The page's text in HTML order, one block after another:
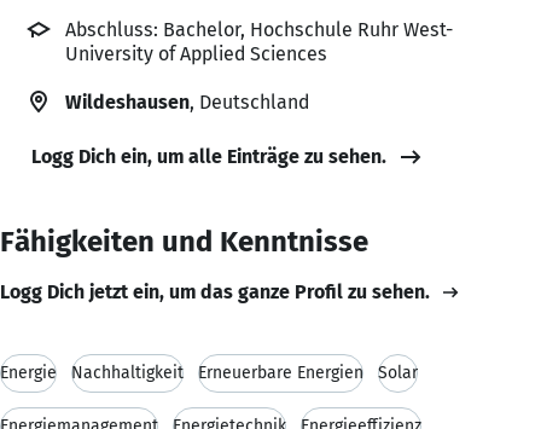
Abschluss: Bachelor, Hochschule Ruhr West-
University of Applied Sciences
Wildeshausen, Deutschland
Logg Dich ein, um alle Einträge zu sehen.
Fähigkeiten und Kenntnisse
Logg Dich jetzt ein, um das ganze Profil zu sehen.
Energie Nachhaltigkeit Erneuerbare Energien Solar